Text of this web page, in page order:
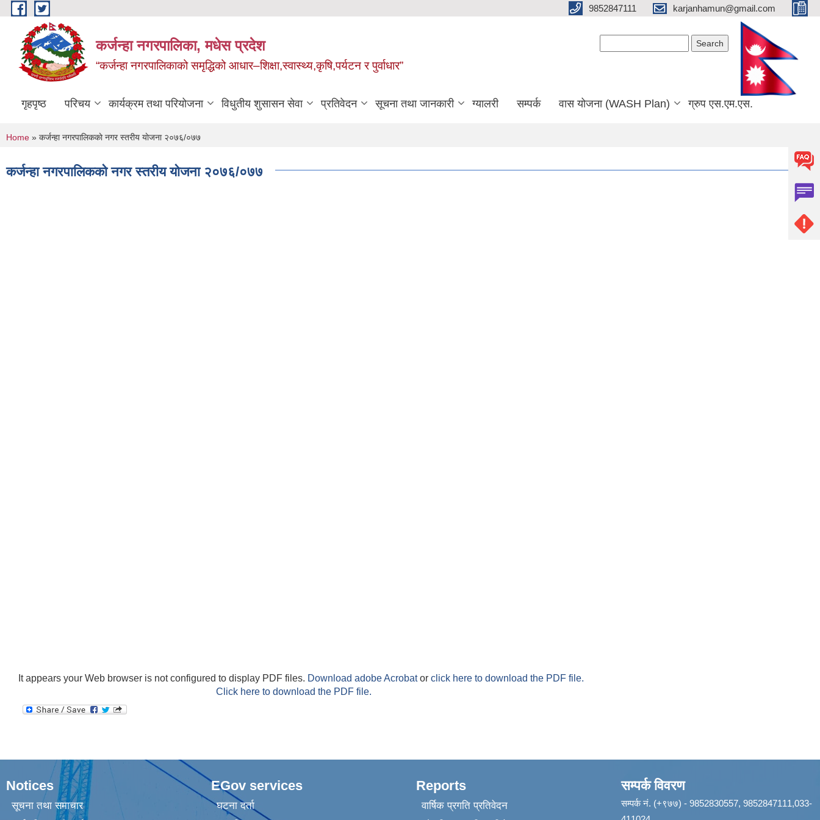
Skip to main content 9852847111 karjanhamun@gmail.com
कर्जन्हा नगरपालिका, मधेस प्रदेश
“कर्जन्हा नगरपालिकाको समृद्धिको आधार–शिक्षा,स्वास्थ्य,कृषि,पर्यटन र पुर्वाधार”
गृहपृष्ठ परिचय कार्यक्रम तथा परियोजना विधुतीय शुसासन सेवा प्रतिवेदन सूचना तथा जानकारी ग्यालरी सम्पर्क वास योजना (WASH Plan) ग्रुप एस.एम.एस.
You are here
Home » कर्जन्हा नगरपालिककाे नगर स्तरीय याेजना २०७६/०७७
कर्जन्हा नगरपालिककाे नगर स्तरीय याेजना २०७६/०७७
It appears your Web browser is not configured to display PDF files. Download adobe Acrobator click here to download the PDF file.
Click here to download the PDF file.
Notices
सूचना तथा समाचार
EGov services
घटना दर्ता
Reports
वार्षिक प्रगति प्रतिवेदन
सम्पर्क विवरण
सम्पर्क नं. (+९७७) - 9852830557, 9852847111,033-